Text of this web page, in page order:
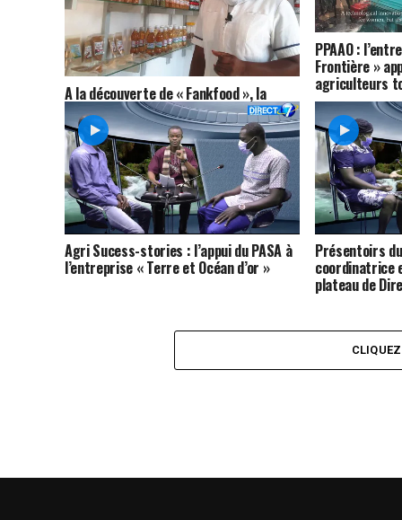
A la découverte de « Fankfood », la
maison aux épices et légumes
PPAAO :
Frontière »
agriculteurs
Agri Sucess-stories : l’appui du PASA à
l’entreprise « Terre et Océan d’or »
Présentoirs
coordinatrice
plateau de